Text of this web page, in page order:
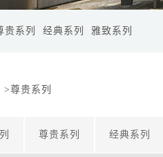
贵系列 经典系列 雅致系列
>尊贵系列
尊贵系列 经典系列